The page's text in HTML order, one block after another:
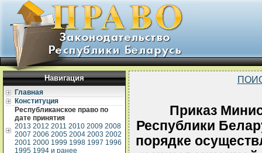
Навигация
Главная
Конституция
Республиканское право по
дате принятия
2013 2012 2011 2010 2009 2008
2007 2006 2005 2004 2003 2002
2001 2000 1999 1998 1997 1996
1995 1994 и ранее
Приказ
Республики
порядке